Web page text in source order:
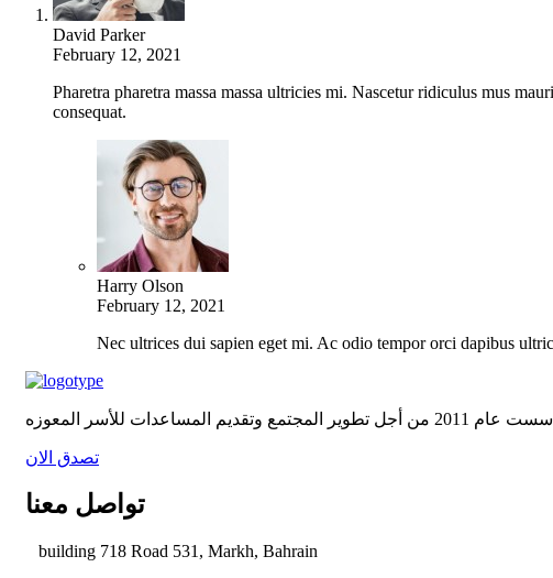
David Parker
February 12, 2021
Pharetra pharetra massa massa ultricies mi. Nascetur ridiculus mus
consequat.
Harry Olson
February 12, 2021
Nec ultrices dui sapien eget mi. Ac odio tempor orci dapibus
تصدق الان
تواصل معنا
building 718 Road 531, Markh, Bahrain